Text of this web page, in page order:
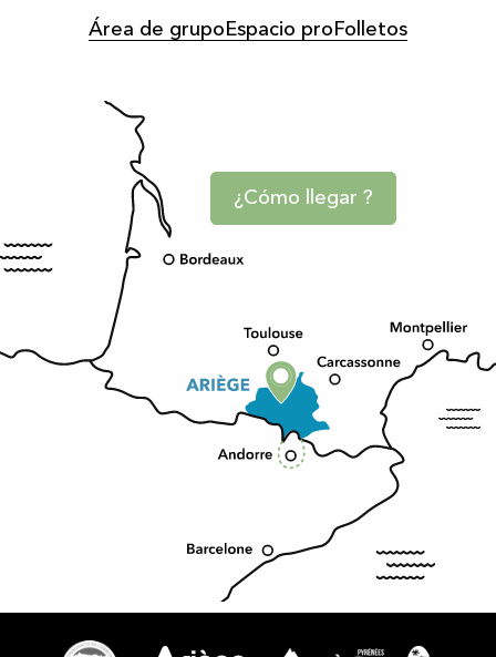
Área de grupo Espacio pro Folletos
¿Cómo llegar ?